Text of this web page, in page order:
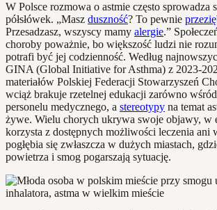
W Polsce rozmowa o astmie często sprowadza
półsłówek. „Masz duszność? To pewnie
Przesadzasz, wszyscy mamy alergie.”
choroby poważnie, bo większość ludzi nie
potrafi być jej codzienność. Według
GINA (Global Initiative for Asthma) z 2023-
materiałów Polskiej Federacji Stowarzyszeń
wciąż brakuje rzetelnej edukacji zarówno
personelu medycznego, a stereotypy na temat
żywe. Wielu chorych ukrywa swoje objawy, w
korzysta z dostępnych możliwości leczenia ani
pogłębia się zwłaszcza w dużych miastach,
powietrza i smog pogarszają sytuację.